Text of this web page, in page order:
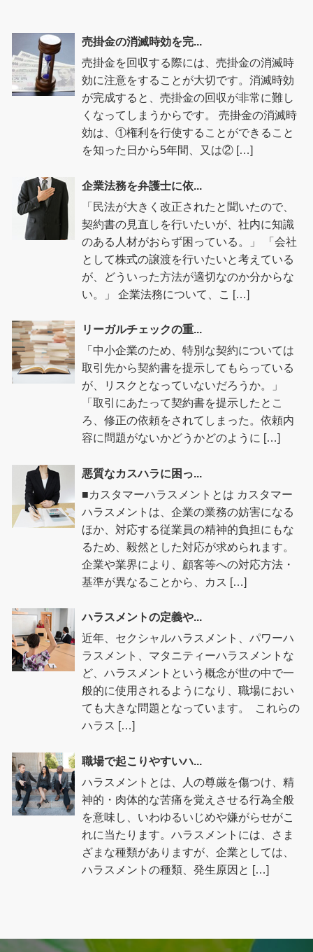
売掛金の消滅時効を完...
売掛金を回収する際には、売掛金の消滅時
効に注意をすることが大切です。消滅時効
が完成すると、売掛金の回収が非常に難し
くなってしまうからです。 売掛金の消滅時
効は、①権利を行使することができること
を知った日から5年間、又は② […]
企業法務を弁護士に依...
「民法が大きく改正されたと聞いたので、
契約書の見直しを行いたいが、社内に知識
のある人材がおらず困っている。」 「会社
として株式の譲渡を行いたいと考えている
が、どういった方法が適切なのか分からな
い。」 企業法務について、こ […]
リーガルチェックの重...
「中小企業のため、特別な契約については
取引先から契約書を提示してもらっている
が、リスクとなっていないだろうか。」
「取引にあたって契約書を提示したとこ
ろ、修正の依頼をされてしまった。依頼内
容に問題がないかどうかどのように […]
悪質なカスハラに困っ...
■カスタマーハラスメントとは カスタマー
ハラスメントは、企業の業務の妨害になる
ほか、対応する従業員の精神的負担にもな
るため、毅然とした対応が求められます。
企業や業界により、顧客等への対応方法・
基準が異なることから、カス […]
ハラスメントの定義や...
近年、セクシャルハラスメント、パワーハ
ラスメント、マタニティーハラスメントな
ど、ハラスメントという概念が世の中で一
般的に使用されるようになり、職場におい
ても大きな問題となっています。 これらの
ハラス […]
職場で起こりやすいハ...
ハラスメントとは、人の尊厳を傷つけ、精
神的・肉体的な苦痛を覚えさせる行為全般
を意味し、いわゆるいじめや嫌がらせがこ
れに当たります。ハラスメントには、さま
ざまな種類がありますが、企業としては、
ハラスメントの種類、発生原因と […]